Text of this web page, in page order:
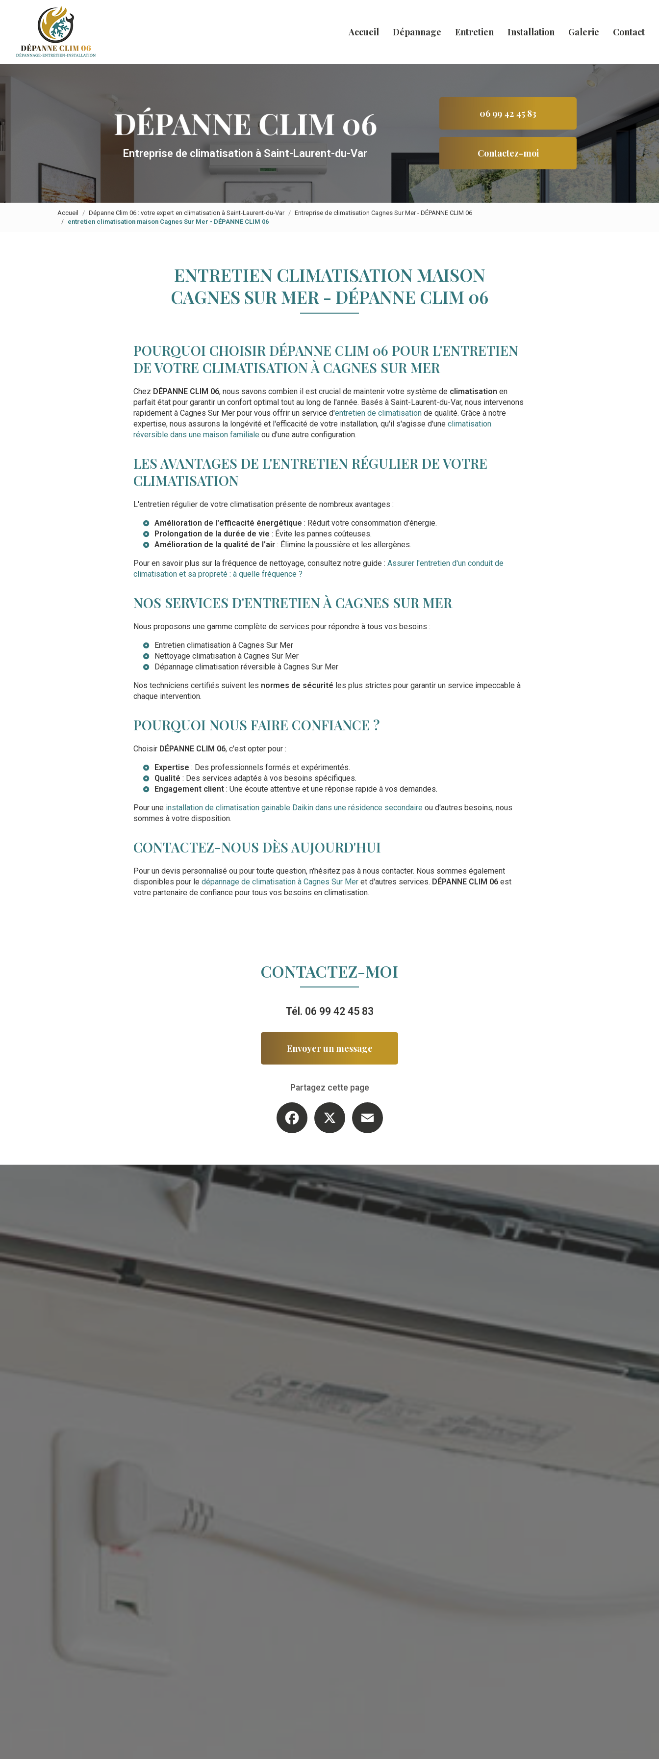
Accueil Dépannage Entretien Installation Galerie Contact
Entreprise de climatisation à Saint-Laurent-du-Var
06 99 42 45 83
Contactez-moi
Accueil Dépanne Clim 06 : votre expert en climatisation à Saint-Laurent-du-Var
Entreprise de climatisation Cagnes Sur Mer - DÉPANNE CLIM 06
entretien climatisation maison Cagnes Sur Mer - DÉPANNE CLIM 06
ENTRETIEN CLIMATISATION MAISON
CAGNES SUR MER - DÉPANNE CLIM 06
POURQUOI CHOISIR DÉPANNE CLIM 06 POUR L'ENTRETIEN
DE VOTRE CLIMATISATION À CAGNES SUR MER
Chez DÉPANNE CLIM 06, nous savons combien il est crucial de maintenir votre système de climatisation en
parfait état pour garantir un confort optimal tout au long de l'année. Basés à Saint-Laurent-du-Var, nous intervenons
rapidement à Cagnes Sur Mer pour vous offrir un service d'entretien de climatisation de qualité. Grâce à notre
expertise, nous assurons la longévité et l'efficacité de votre installation, qu'il s'agisse d'une climatisation
réversible dans une maison familiale ou d'une autre configuration.
LES AVANTAGES DE L'ENTRETIEN RÉGULIER DE VOTRE
CLIMATISATION
L'entretien régulier de votre climatisation présente de nombreux avantages :
Amélioration de l'efficacité énergétique : Réduit votre consommation d'énergie.
Prolongation de la durée de vie : Évite les pannes coûteuses.
Amélioration de la qualité de l'air : Élimine la poussière et les allergènes.
Pour en savoir plus sur la fréquence de nettoyage, consultez notre guide : Assurer l'entretien d'un conduit de
climatisation et sa propreté : à quelle fréquence ?
NOS SERVICES D'ENTRETIEN À CAGNES SUR MER
Nous proposons une gamme complète de services pour répondre à tous vos besoins :
Entretien climatisation à Cagnes Sur Mer
Nettoyage climatisation à Cagnes Sur Mer
Dépannage climatisation réversible à Cagnes Sur Mer
Nos techniciens certifiés suivent les normes de sécurité les plus strictes pour garantir un service impeccable à
chaque intervention.
POURQUOI NOUS FAIRE CONFIANCE ?
Choisir DÉPANNE CLIM 06, c'est opter pour :
Expertise : Des professionnels formés et expérimentés.
Qualité : Des services adaptés à vos besoins spécifiques.
Engagement client : Une écoute attentive et une réponse rapide à vos demandes.
Pour une installation de climatisation gainable Daikin dans une résidence secondaire ou d'autres besoins, nous
sommes à votre disposition.
CONTACTEZ-NOUS DÈS AUJOURD'HUI
Pour un devis personnalisé ou pour toute question, n'hésitez pas à nous contacter. Nous sommes également
disponibles pour le dépannage de climatisation à Cagnes Sur Mer et d'autres services. DÉPANNE CLIM 06 est
votre partenaire de confiance pour tous vos besoins en climatisation.
CONTACTEZ-MOI
Tél. 06 99 42 45 83
Envoyer un message
Partagez cette page
Facebook